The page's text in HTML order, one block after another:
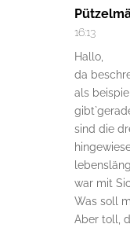
16:13
Hallo,
da
als
sind die
war mit
Was soll
Aber toll,